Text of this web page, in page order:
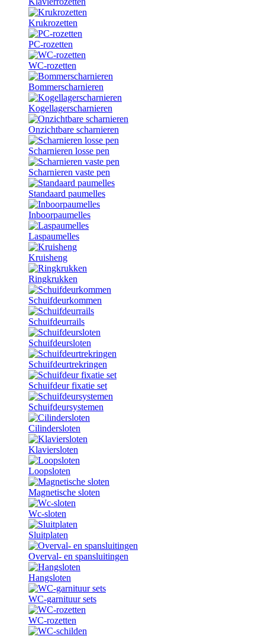
Krukrozetten
PC-rozetten
WC-rozetten
Bommerscharnieren
Kogellagerscharnieren
Onzichtbare scharnieren
Scharnieren losse pen
Scharnieren vaste pen
Standaard paumelles
Inboorpaumelles
Laspaumelles
Kruisheng
Ringkrukken
Schuifdeurkommen
Schuifdeurrails
Schuifdeursloten
Schuifdeurtrekringen
Schuifdeur fixatie set
Schuifdeursystemen
Cilindersloten
Klaviersloten
Loopsloten
Magnetische sloten
Wc-sloten
Sluitplaten
Overval- en spansluitingen
Hangsloten
WC-garnituur sets
WC-rozetten